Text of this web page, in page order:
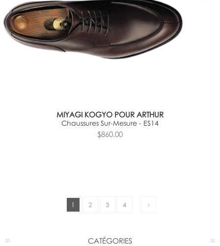
MIYAGI KOGYO POUR ARTHUR
Chaussures Sur-Mesure - ES14
$860.00
1 2 3 4
CATÉGORIES